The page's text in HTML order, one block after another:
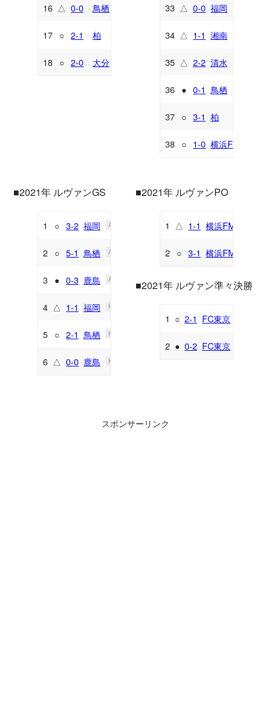
16 △ 0-0 鳥栖
17 ○ 2-1 柏
18 ○ 2-0 大分
33 △ 0-0 福岡
34 △ 1-1 湘南
35 △ 2-2 清水
36 ● 0-1 鳥栖
37 ○ 3-1 柏
38 ○ 1-0 横浜FC
■2021年 ルヴァンGS
1 ○ 3-2 福岡 A
2 ○ 5-1 鳥栖 A
3 ● 0-3 鹿島 A
4 △ 1-1 福岡 H
5 ○ 2-1 鳥栖 H
6 △ 0-0 鹿島 H
■2021年 ルヴァンPO
1 △ 1-1 横浜FM
2 ○ 3-1 横浜FM
■2021年 ルヴァン準々決勝
1 ○ 2-1 FC東京
2 ● 0-2 FC東京
スポンサーリンク